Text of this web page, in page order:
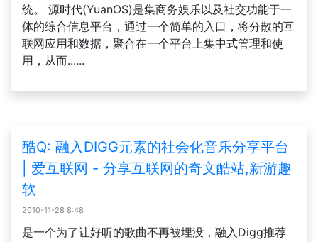
统。 源时代(YuanOS)是集商务娱乐以及社交功能于一
体的综合信息平台，通过一个简单的入口，将分散的互
联网应用和数据，聚合在一个平台上集中式管理和使
用，从而......
酷Q: 融入DIGG元素的社会化音乐分享平台
| 爱互联网 - 分享互联网的奇文酷站,新游趣
软
2010-11-28 8:48
是一个为了让好听的歌曲不再被埋没，融入Digg推荐